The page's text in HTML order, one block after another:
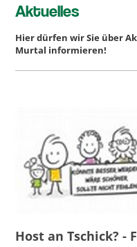
Aktuelles
Hier dürfen wir Sie über
Murtal informieren!
Host an Tschick? -